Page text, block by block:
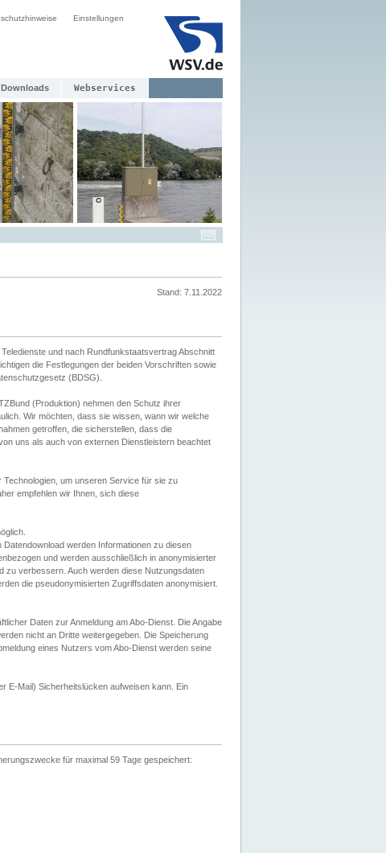
Einstellungen
Downloads Webservices
Stand: 7.11.2022
und nach Rundfunkstaatsvertrag Abschnitt
die Festlegungen der beiden Vorschriften sowie
(BDSG).
(Produktion) nehmen den Schutz ihrer
Wir möchten, dass sie wissen, wann wir welche
getroffen, die sicherstellen, dass die
uns als auch von externen Dienstleistern beachtet
um unseren Service für sie zu
empfehlen wir Ihnen, sich diese
werden Informationen zu diesen
und werden ausschließlich in anonymisierter
zu verbessern. Auch werden diese Nutzungsdaten
die pseudonymisierten Zugriffsdaten anonymisiert.
Daten zur Anmeldung am Abo-Dienst. Die Angabe
nicht an Dritte weitergegeben. Die Speicherung
eines Nutzers vom Abo-Dienst werden seine
E-Mail) Sicherheitslücken aufweisen kann. Ein
für maximal 59 Tage gespeichert: